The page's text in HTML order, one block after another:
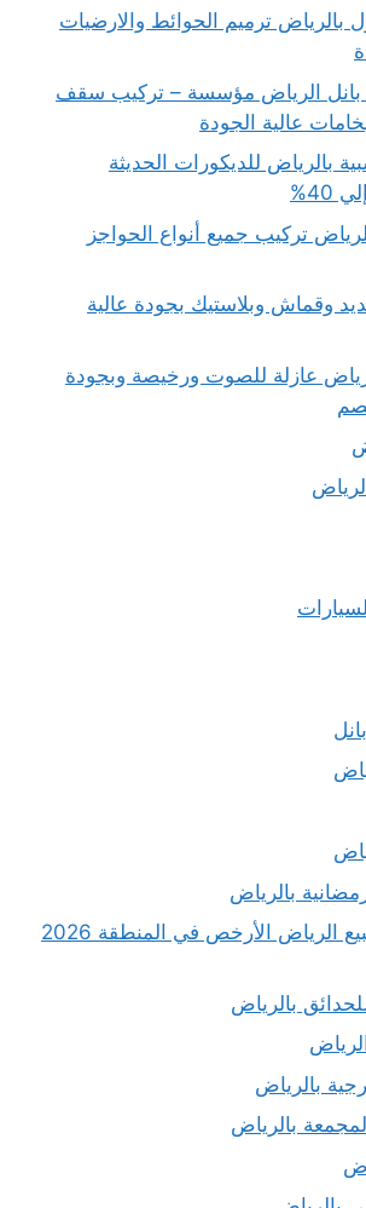
بالرياض ترميم الحوائط والارضيات
الرياض مؤسسة – تركيب سقف
عالية الجودة
بالرياض للديكورات الحديثة
تركيب جميع أنواع الحواجز
وقماش وبلاستيك بجودة عالية
عازلة للصوت ورخيصة وبجودة
بالرياض
مظلات حدائق للبيع الرياض الأرخص في المنطقة 2026
بالرياض
بالرياض
بالرياض